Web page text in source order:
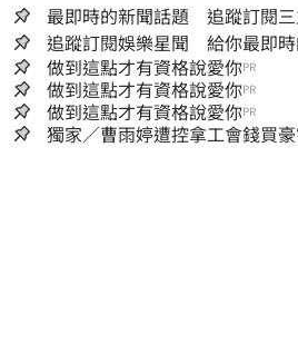
最即時的新聞話題 追蹤訂閱
追蹤訂閱娛樂星聞 給你最即
做到這點才有資格說愛你PR
做到這點才有資格說愛你PR
做到這點才有資格說愛你PR
獨家／曹雨婷遭控拿工會錢買